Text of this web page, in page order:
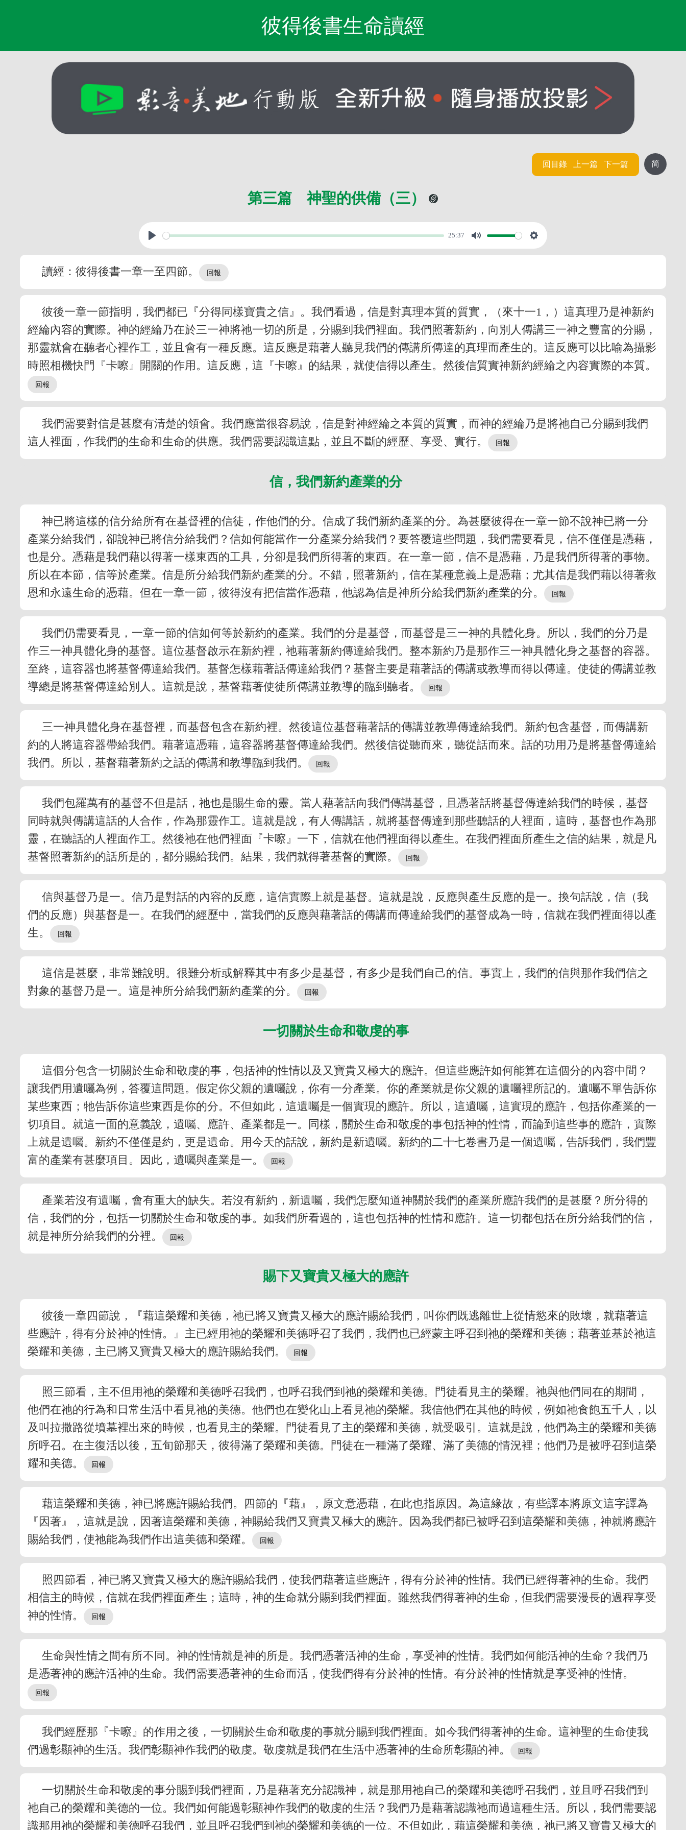
彼得後書生命讀經
简
回目錄 上一篇 下一篇
第三篇 神聖的供備（三）
25:37
讀經：彼得後書一章一至四節。
彼後一章一節指明，我們都已『分得同樣寶貴之信』。我們看過，信是對真理本質的質實，（來十一1，）這真理乃是神新約
經綸內容的實際。神的經綸乃在於三一神將祂一切的所是，分賜到我們裡面。我們照著新約，向別人傳講三一神之豐富的分賜，
那靈就會在聽者心裡作工，並且會有一種反應。這反應是藉著人聽見我們的傳講所傳達的真理而產生的。這反應可以比喻為攝影
時照相機快門『卡嚓』開關的作用。這反應，這『卡嚓』的結果，就使信得以產生。然後信質實神新約經綸之內容實際的本質。
我們需要對信是甚麼有清楚的領會。我們應當很容易說，信是對神經綸之本質的質實，而神的經綸乃是將祂自己分賜到我們
這人裡面，作我們的生命和生命的供應。我們需要認識這點，並且不斷的經歷、享受、實行。
信，我們新約產業的分
神已將這樣的信分給所有在基督裡的信徒，作他們的分。信成了我們新約產業的分。為甚麼彼得在一章一節不說神已將一分
產業分給我們，卻說神已將信分給我們？信如何能當作一分產業分給我們？要答覆這些問題，我們需要看見，信不僅僅是憑藉，
也是分。憑藉是我們藉以得著一樣東西的工具，分卻是我們所得著的東西。在一章一節，信不是憑藉，乃是我們所得著的事物。
所以在本節，信等於產業。信是所分給我們新約產業的分。不錯，照著新約，信在某種意義上是憑藉；尤其信是我們藉以得著救
恩和永遠生命的憑藉。但在一章一節，彼得沒有把信當作憑藉，他認為信是神所分給我們新約產業的分。
我們仍需要看見，一章一節的信如何等於新約的產業。我們的分是基督，而基督是三一神的具體化身。所以，我們的分乃是
作三一神具體化身的基督。這位基督啟示在新約裡，祂藉著新約傳達給我們。整本新約乃是那作三一神具體化身之基督的容器。
至終，這容器也將基督傳達給我們。基督怎樣藉著話傳達給我們？基督主要是藉著話的傳講或教導而得以傳達。使徒的傳講並教
導總是將基督傳達給別人。這就是說，基督藉著使徒所傳講並教導的臨到聽者。
三一神具體化身在基督裡，而基督包含在新約裡。然後這位基督藉著話的傳講並教導傳達給我們。新約包含基督，而傳講新
約的人將這容器帶給我們。藉著這憑藉，這容器將基督傳達給我們。然後信從聽而來，聽從話而來。話的功用乃是將基督傳達給
我們。所以，基督藉著新約之話的傳講和教導臨到我們。
我們包羅萬有的基督不但是話，祂也是賜生命的靈。當人藉著話向我們傳講基督，且憑著話將基督傳達給我們的時候，基督
同時就與傳講這話的人合作，作為那靈作工。這就是說，有人傳講話，就將基督傳達到那些聽話的人裡面，這時，基督也作為那
靈，在聽話的人裡面作工。然後祂在他們裡面『卡嚓』一下，信就在他們裡面得以產生。在我們裡面所產生之信的結果，就是凡
基督照著新約的話所是的，都分賜給我們。結果，我們就得著基督的實際。
信與基督乃是一。信乃是對話的內容的反應，這信實際上就是基督。這就是說，反應與產生反應的是一。換句話說，信（我
們的反應）與基督是一。在我們的經歷中，當我們的反應與藉著話的傳講而傳達給我們的基督成為一時，信就在我們裡面得以產
生。
這信是甚麼，非常難說明。很難分析或解釋其中有多少是基督，有多少是我們自己的信。事實上，我們的信與那作我們信之
對象的基督乃是一。這是神所分給我們新約產業的分。
一切關於生命和敬虔的事
這個分包含一切關於生命和敬虔的事，包括神的性情以及又寶貴又極大的應許。但這些應許如何能算在這個分的內容中間？
讓我們用遺囑為例，答覆這問題。假定你父親的遺囑說，你有一分產業。你的產業就是你父親的遺囑裡所記的。遺囑不單告訴你
某些東西；牠告訴你這些東西是你的分。不但如此，這遺囑是一個實現的應許。所以，這遺囑，這實現的應許，包括你產業的一
切項目。就這一面的意義說，遺囑、應許、產業都是一。同樣，關於生命和敬虔的事包括神的性情，而論到這些事的應許，實際
上就是遺囑。新約不僅僅是約，更是遺命。用今天的話說，新約是新遺囑。新約的二十七卷書乃是一個遺囑，告訴我們，我們豐
富的產業有甚麼項目。因此，遺囑與產業是一。
產業若沒有遺囑，會有重大的缺失。若沒有新約，新遺囑，我們怎麼知道神關於我們的產業所應許我們的是甚麼？所分得的
信，我們的分，包括一切關於生命和敬虔的事。如我們所看過的，這也包括神的性情和應許。這一切都包括在所分給我們的信，
就是神所分給我們的分裡。
賜下又寶貴又極大的應許
彼後一章四節說，『藉這榮耀和美德，祂已將又寶貴又極大的應許賜給我們，叫你們既逃離世上從情慾來的敗壞，就藉著這
些應許，得有分於神的性情。』主已經用祂的榮耀和美德呼召了我們，我們也已經蒙主呼召到祂的榮耀和美德；藉著並基於祂這
榮耀和美德，主已將又寶貴又極大的應許賜給我們。
照三節看，主不但用祂的榮耀和美德呼召我們，也呼召我們到祂的榮耀和美德。門徒看見主的榮耀。祂與他們同在的期間，
他們在祂的行為和日常生活中看見祂的美德。他們也在變化山上看見祂的榮耀。我信他們在其他的時候，例如祂食飽五千人，以
及叫拉撒路從墳墓裡出來的時候，也看見主的榮耀。門徒看見了主的榮耀和美德，就受吸引。這就是說，他們為主的榮耀和美德
所呼召。在主復活以後，五旬節那天，彼得滿了榮耀和美德。門徒在一種滿了榮耀、滿了美德的情況裡；他們乃是被呼召到這榮
耀和美德。
藉這榮耀和美德，神已將應許賜給我們。四節的『藉』，原文意憑藉，在此也指原因。為這緣故，有些譯本將原文這字譯為
『因著』，這就是說，因著這榮耀和美德，神賜給我們又寶貴又極大的應許。因為我們都已被呼召到這榮耀和美德，神就將應許
賜給我們，使祂能為我們作出這美德和榮耀。
照四節看，神已將又寶貴又極大的應許賜給我們，使我們藉著這些應許，得有分於神的性情。我們已經得著神的生命。我們
相信主的時候，信就在我們裡面產生；這時，神的生命就分賜到我們裡面。雖然我們得著神的生命，但我們需要漫長的過程享受
神的性情。
生命與性情之間有所不同。神的性情就是神的所是。我們憑著活神的生命，享受神的性情。我們如何能活神的生命？我們乃
是憑著神的應許活神的生命。我們需要憑著神的生命而活，使我們得有分於神的性情。有分於神的性情就是享受神的性情。
我們經歷那『卡嚓』的作用之後，一切關於生命和敬虔的事就分賜到我們裡面。如今我們得著神的生命。這神聖的生命使我
們過彰顯神的生活。我們彰顯神作我們的敬虔。敬虔就是我們在生活中憑著神的生命所彰顯的神。
一切關於生命和敬虔的事分賜到我們裡面，乃是藉著充分認識神，就是那用祂自己的榮耀和美德呼召我們，並且呼召我們到
祂自己的榮耀和美德的一位。我們如何能過彰顯神作我們的敬虔的生活？我們乃是藉著認識祂而過這種生活。所以，我們需要認
識那用祂的榮耀和美德呼召我們，並且呼召我們到祂的榮耀和美德的一位。不但如此，藉這榮耀和美德，祂已將又寶貴又極大的